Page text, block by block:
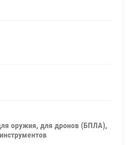
оружия, для дронов (БПЛА),